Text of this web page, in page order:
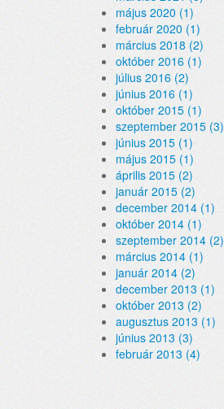
május 2020 (1)
február 2020 (1)
március 2018 (2)
október 2016 (1)
július 2016 (2)
június 2016 (1)
október 2015 (1)
szeptember 2015 (3)
június 2015 (1)
május 2015 (1)
április 2015 (2)
január 2015 (2)
december 2014 (1)
október 2014 (1)
szeptember 2014 (2)
március 2014 (1)
január 2014 (2)
december 2013 (1)
október 2013 (2)
augusztus 2013 (1)
június 2013 (3)
február 2013 (4)